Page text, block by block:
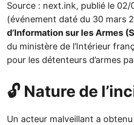
Source : next.ink, publié le
(événement daté du 30 mars
d’Information sur les Armes
du ministère de l’Intérieur
pour les détenteurs d’armes
🔓 Nature de
Un acteur malveillant a obtenu